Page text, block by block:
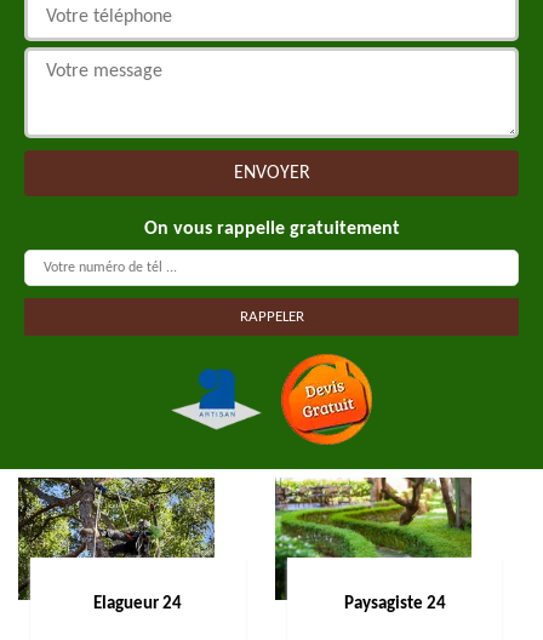
On vous rappelle gratuitement
Elagueur 24 Paysagiste 24